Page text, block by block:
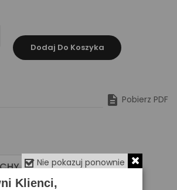
Dodaj Do Koszyka
 Pobierz PDF
OPINIE
Nie pokazuj ponownie
Klienci,